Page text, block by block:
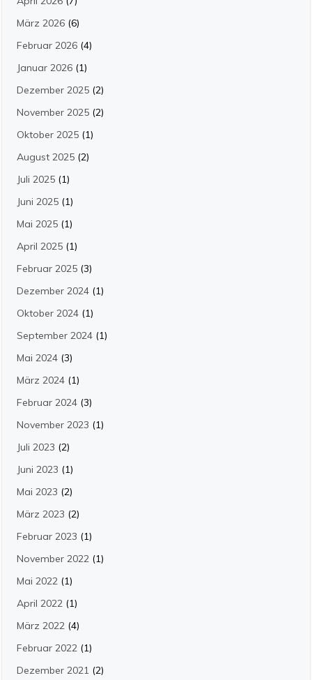
März 2026 (6)
Februar 2026 (4)
Januar 2026 (1)
Dezember 2025 (2)
November 2025 (2)
Oktober 2025 (1)
August 2025 (2)
Juli 2025 (1)
Juni 2025 (1)
Mai 2025 (1)
April 2025 (1)
Februar 2025 (3)
Dezember 2024 (1)
Oktober 2024 (1)
September 2024 (1)
Mai 2024 (3)
März 2024 (1)
Februar 2024 (3)
November 2023 (1)
Juli 2023 (2)
Juni 2023 (1)
Mai 2023 (2)
März 2023 (2)
Februar 2023 (1)
November 2022 (1)
Mai 2022 (1)
April 2022 (1)
März 2022 (4)
Februar 2022 (1)
Dezember 2021 (2)